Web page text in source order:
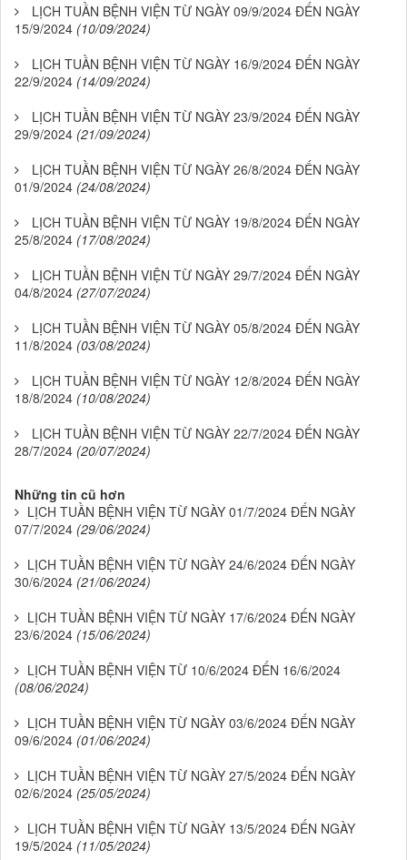
LỊCH TUẦN BỆNH VIỆN TỪ NGÀY 09/9/2024 ĐẾN NGÀY
15/9/2024 (10/09/2024)
LỊCH TUẦN BỆNH VIỆN TỪ NGÀY 16/9/2024 ĐẾN NGÀY
22/9/2024 (14/09/2024)
LỊCH TUẦN BỆNH VIỆN TỪ NGÀY 23/9/2024 ĐẾN NGÀY
29/9/2024 (21/09/2024)
LỊCH TUẦN BỆNH VIỆN TỪ NGÀY 26/8/2024 ĐẾN NGÀY
01/9/2024 (24/08/2024)
LỊCH TUẦN BỆNH VIỆN TỪ NGÀY 19/8/2024 ĐẾN NGÀY
25/8/2024 (17/08/2024)
LỊCH TUẦN BỆNH VIỆN TỪ NGÀY 29/7/2024 ĐẾN NGÀY
04/8/2024 (27/07/2024)
LỊCH TUẦN BỆNH VIỆN TỪ NGÀY 05/8/2024 ĐẾN NGÀY
11/8/2024 (03/08/2024)
LỊCH TUẦN BỆNH VIỆN TỪ NGÀY 12/8/2024 ĐẾN NGÀY
18/8/2024 (10/08/2024)
LỊCH TUẦN BỆNH VIỆN TỪ NGÀY 22/7/2024 ĐẾN NGÀY
28/7/2024 (20/07/2024)
Những tin cũ hơn
LỊCH TUẦN BỆNH VIỆN TỪ NGÀY 01/7/2024 ĐẾN NGÀY
07/7/2024 (29/06/2024)
LỊCH TUẦN BỆNH VIỆN TỪ NGÀY 24/6/2024 ĐẾN NGÀY
30/6/2024 (21/06/2024)
LỊCH TUẦN BỆNH VIỆN TỪ NGÀY 17/6/2024 ĐẾN NGÀY
23/6/2024 (15/06/2024)
LỊCH TUẦN BỆNH VIỆN TỪ 10/6/2024 ĐẾN 16/6/2024
(08/06/2024)
LỊCH TUẦN BỆNH VIỆN TỪ NGÀY 03/6/2024 ĐẾN NGÀY
09/6/2024 (01/06/2024)
LỊCH TUẦN BỆNH VIỆN TỪ NGÀY 27/5/2024 ĐẾN NGÀY
02/6/2024 (25/05/2024)
LỊCH TUẦN BỆNH VIỆN TỪ NGÀY 13/5/2024 ĐẾN NGÀY
19/5/2024 (11/05/2024)